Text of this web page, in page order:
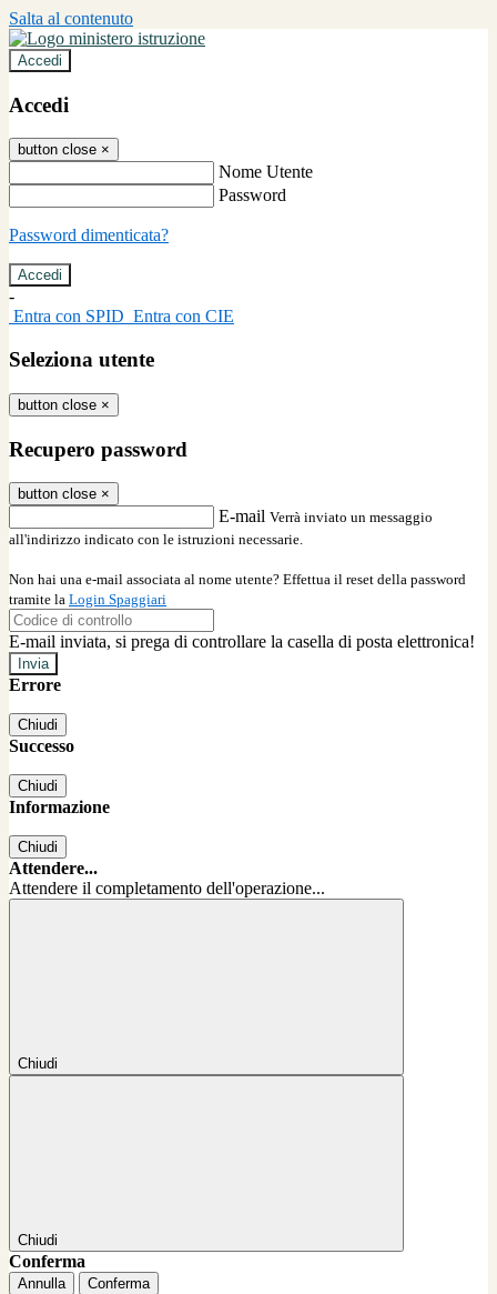
Salta al contenuto
Accedi
Accedi
button close ×
Nome Utente
Password
Password dimenticata?
-
Entra con SPID Entra con CIE
Seleziona utente
button close ×
Recupero password
button close ×
E-mail Verrà inviato un messaggio
all'indirizzo indicato con le istruzioni necessarie.
Non hai una e-mail associata al nome utente? Effettua il reset della password
tramite la Login Spaggiari
E-mail inviata, si prega di controllare la casella di posta elettronica!
Errore
Chiudi
Successo
Chiudi
Informazione
Chiudi
Attendere...
Attendere il completamento dell'operazione...
Chiudi
Chiudi
Conferma
Annulla Conferma